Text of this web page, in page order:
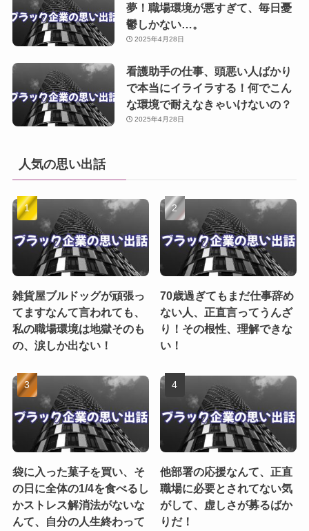
夢！職場環境が悪すぎて、毎日憂
鬱しかない…。
2025年4月28日
看護助手の仕事、頭悪い人ばかり
で本当にイライラする！何でこん
な環境で耐えなきゃいけないの？
2025年4月28日
人気の思い出話
雑貨屋ブルドッグが頑張っ
てますなんて言われても、
私の職場環境は地獄そのも
の、涙しか出ない！
70歳過ぎてもまだ仕事辞め
ない人、正直言ってうんざ
り！その根性、理解できな
い！
袋に入った菓子を買い、そ
の日に全体の1/4を食べるし
かストレス解消法がないな
んて、自分の人生終わって
他部署の応援なんて、正直
職場に必要とされてない気
がして、虚しさが募るばか
りだ！